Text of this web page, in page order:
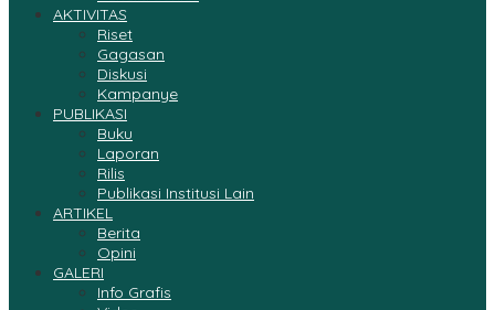
AKTIVITAS
Riset
Gagasan
Diskusi
Kampanye
PUBLIKASI
Buku
Laporan
Rilis
Publikasi Institusi Lain
ARTIKEL
Berita
Opini
GALERI
Info Grafis